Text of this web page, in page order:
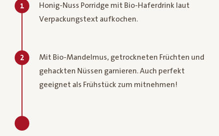
1
Honig-Nuss Porridge mit Bio-Haferdrink laut
Verpackungstext aufkochen.
2
Mit Bio-Mandelmus, getrockneten Früchten und
gehackten Nüssen garnieren. Auch perfekt
geeignet als Frühstück zum mitnehmen!